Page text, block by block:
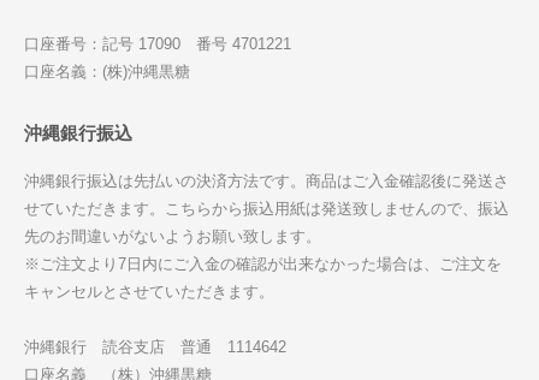
口座番号：記号 17090 番号 4701221
口座名義：(株)沖縄黒糖
沖縄銀行振込
沖縄銀行振込は先払いの決済方法です。商品はご入金確認後に発送さ
せていただきます。こちらから振込用紙は発送致しませんので、振込
先のお間違いがないようお願い致します。
※ご注文より7日内にご入金の確認が出来なかった場合は、ご注文を
キャンセルとさせていただきます。
沖縄銀行 読谷支店 普通 1114642
口座名義 （株）沖縄黒糖